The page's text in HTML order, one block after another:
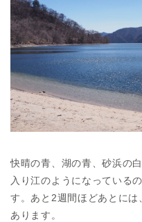
快晴の青、湖の青、砂浜の
入り江のようになっている
す。あと2週間ほどあとに
あります。